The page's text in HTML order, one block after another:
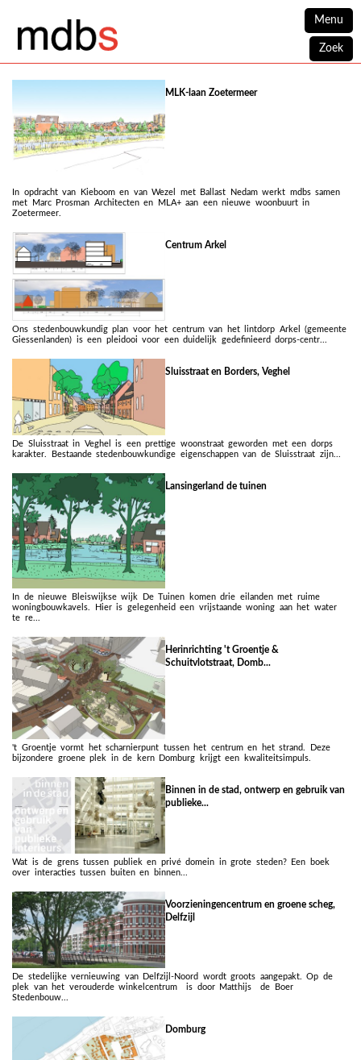
Menu
Zoek
MLK-laan Zoetermeer
In opdracht van Kieboom en van Wezel met Ballast Nedam werkt mdbs samen
met Marc Prosman Architecten en MLA+ aan een nieuwe woonbuurt in
Zoetermeer.
Centrum Arkel
Ons stedenbouwkundig plan voor het centrum van het lintdorp Arkel (gemeente
Giessenlanden) is een pleidooi voor een duidelijk gedefinieerd dorps-centr...
Sluisstraat en Borders, Veghel
De Sluisstraat in Veghel is een prettige woonstraat geworden met een dorps
karakter. Bestaande stedenbouwkundige eigenschappen van de Sluisstraat zijn...
Lansingerland de tuinen
In de nieuwe Bleiswijkse wijk De Tuinen komen drie eilanden met ruime
woningbouwkavels. Hier is gelegenheid een vrijstaande woning aan het water
te re...
Herinrichting 't Groentje &
Schuitvlotstraat, Domb...
't Groentje vormt het scharnierpunt tussen het centrum en het strand. Deze
bijzondere groene plek in de kern Domburg krijgt een kwaliteitsimpuls.
Binnen in de stad, ontwerp en gebruik van
publieke...
Wat is de grens tussen publiek en privé domein in grote steden? Een boek
over interacties tussen buiten en binnen...
Voorzieningencentrum en groene scheg,
Delfzijl
De stedelijke vernieuwing van Delfzijl-Noord wordt groots aangepakt. Op de
plek van het verouderde winkelcentrum is door Matthijs de Boer
Stedenbouw...
Domburg